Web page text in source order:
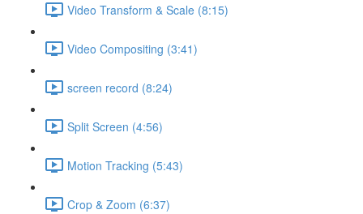
Video Transform & Scale (8:15)
Video Compositing (3:41)
screen record (8:24)
Split Screen (4:56)
Motion Tracking (5:43)
Crop & Zoom (6:37)